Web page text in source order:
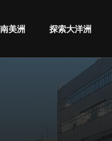
美洲 探索大洋洲